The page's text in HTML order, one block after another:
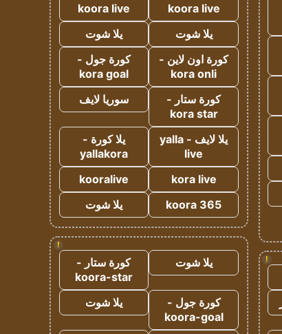
!
koora live
koora live
يلا شوت
يلا شوت
كورة اون لاين -
kora onli
كورة جول -
kora goal
كورة ستار -
kora star
سوريا لايف
يلا لايف - yalla
live
يلا كورة -
yallakora
kora live
kooralive
koora 365
يلا شوت
!
يلا شوت
كورة ستار -
koora-star
كورة جول -
koora-goal
يلا شوت